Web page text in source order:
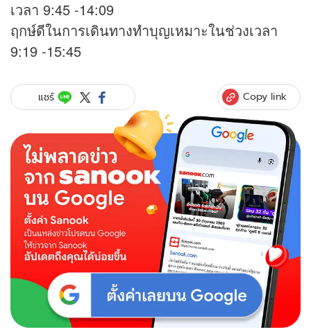
เวลา 9:45 -14:09
ฤกษ์ดีในการเดินทางทำบุญเหมาะในช่วงเวลา
9:19 -15:45
แชร์ Copy link